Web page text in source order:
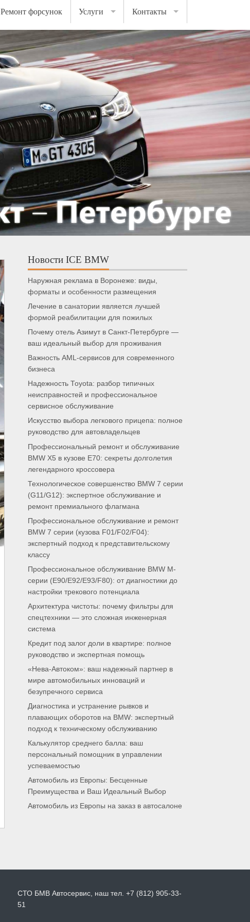
Ремонт форсунок Услуги Контакты
Новости ICE BMW
Наружная реклама в Воронеже: виды,
форматы и особенности размещения
Лечение в санатории является лучшей
формой реабилитации для пожилых
Почему отель Азимут в Санкт-Петербурге —
ваш идеальный выбор для проживания
Важность AML-сервисов для современного
бизнеса
Надежность Toyota: разбор типичных
неисправностей и профессиональное
сервисное обслуживание
Искусство выбора легкового прицепа: полное
руководство для автовладельцев
Профессиональный ремонт и обслуживание
BMW X5 в кузове E70: секреты долголетия
легендарного кроссовера
Технологическое совершенство BMW 7 серии
(G11/G12): экспертное обслуживание и
ремонт премиального флагмана
Профессиональное обслуживание и ремонт
BMW 7 серии (кузова F01/F02/F04):
экспертный подход к представительскому
классу
Профессиональное обслуживание BMW M-
серии (E90/E92/E93/F80): от диагностики до
настройки трекового потенциала
Архитектура чистоты: почему фильтры для
спецтехники — это сложная инженерная
система
Кредит под залог доли в квартире: полное
руководство и экспертная помощь
«Нева-Автоком»: ваш надежный партнер в
мире автомобильных инноваций и
безупречного сервиса
Диагностика и устранение рывков и
плавающих оборотов на BMW: экспертный
подход к техническому обслуживанию
Калькулятор среднего балла: ваш
персональный помощник в управлении
успеваемостью
Автомобиль из Европы: Бесценные
Преимущества и Ваш Идеальный Выбор
Автомобиль из Европы на заказ в автосалоне
СТО БМВ Автосервис, наш тел. +7 (812) 905-33-
51